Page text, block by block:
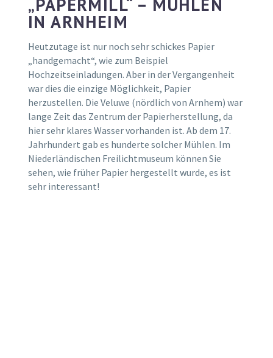
IN ARNHEIM
Heutzutage ist nur noch sehr schickes Papier
„handgemacht“, wie zum Beispiel
Hochzeitseinladungen. Aber in der Vergangenheit
war dies die einzige Möglichkeit, Papier
herzustellen. Die Veluwe (nördlich von Arnhem) war
lange Zeit das Zentrum der Papierherstellung, da
hier sehr klares Wasser vorhanden ist. Ab dem 17.
Jahrhundert gab es hunderte solcher Mühlen. Im
Niederländischen Freilichtmuseum können Sie
sehen, wie früher Papier hergestellt wurde, es ist
sehr interessant!